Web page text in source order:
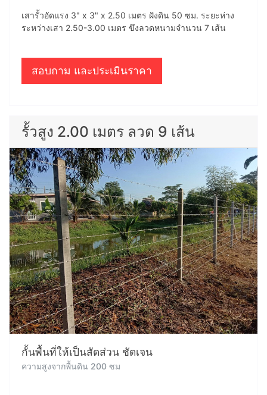
เสารั้วอัดแรง 3" x 3" x 2.50 เมตร ฝังดิน 50 ซม. ระยะห่าง
ระหว่างเสา 2.50-3.00 เมตร ขึงลวดหนามจำนวน 7 เส้น
สอบถาม และประเมินราคา
รั้วสูง 2.00 เมตร ลวด 9 เส้น
กั้นพื้นที่ให้เป็นสัดส่วน ชัดเจน
ความสูงจากพื้นดิน 200 ซม